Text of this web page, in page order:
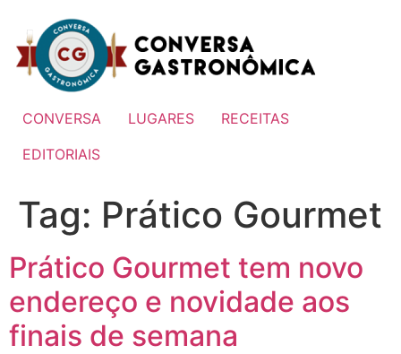
para
conteúdo
CONVERSA LUGARES
RECEITAS
EDITORIAIS
Tag: Prático Gourmet
Prático Gourmet tem novo
endereço e novidade aos
finais de semana